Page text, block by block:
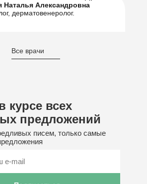
Наталья Александровна
дерматовенеролог.
Все врачи
курсе всех
предложений
писем, только самые